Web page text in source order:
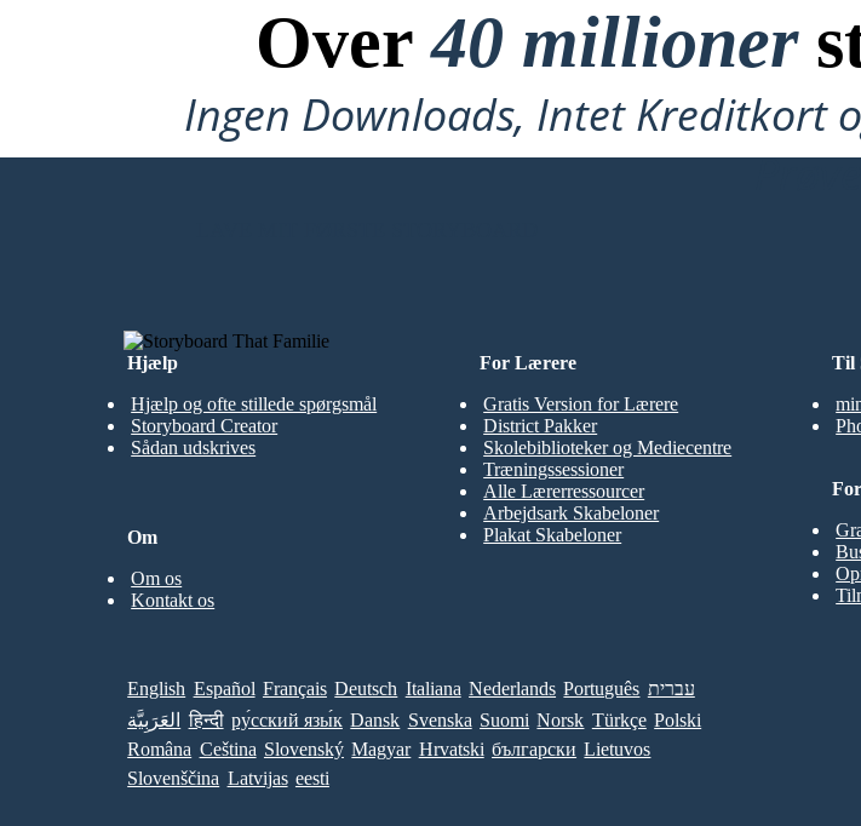
Over40 millioner
Ingen Downloads, Intet Kreditkort
Hjælp
Hjælp og ofte stillede spørgsmål
Storyboard Creator
Sådan udskrives
Til
For Lærere
Gratis Version for Lærere
District Pakker
Skolebiblioteker og Mediecentre
Træningssessioner
Alle Lærerressourcer
Arbejdsark Skabeloner
Plakat Skabeloner
Om
Om os
Kontakt os
English Español Français Deutsch Italiana Nederlands Português עברית
العَرَبِيَّة
हिन्दी ру́сский язы́к Dansk Svenska Suomi Norsk Türkçe Polski
Româna Ceština Slovenský Magyar Hrvatski български Lietuvos
Slovenščina Latvijas eesti